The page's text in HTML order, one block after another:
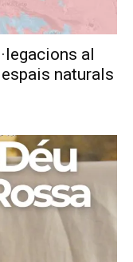
al
naturals